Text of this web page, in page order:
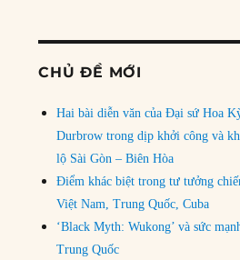
CHỦ ĐỀ MỚI
Hai bài diễn văn của Đại sứ Hoa
Durbrow trong dịp khởi công và
lộ Sài Gòn – Biên Hòa
Điểm khác biệt trong tư tưởng
Việt Nam, Trung Quốc, Cuba
‘Black Myth: Wukong’ và sức
Trung Quốc